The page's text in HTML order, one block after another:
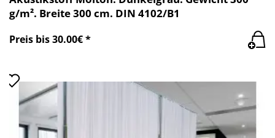
g/m². Breite 300 cm. DIN 4102/B1
Preis bis 30.00€ *